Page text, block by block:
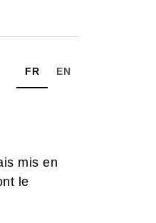
FR EN
mis en
le